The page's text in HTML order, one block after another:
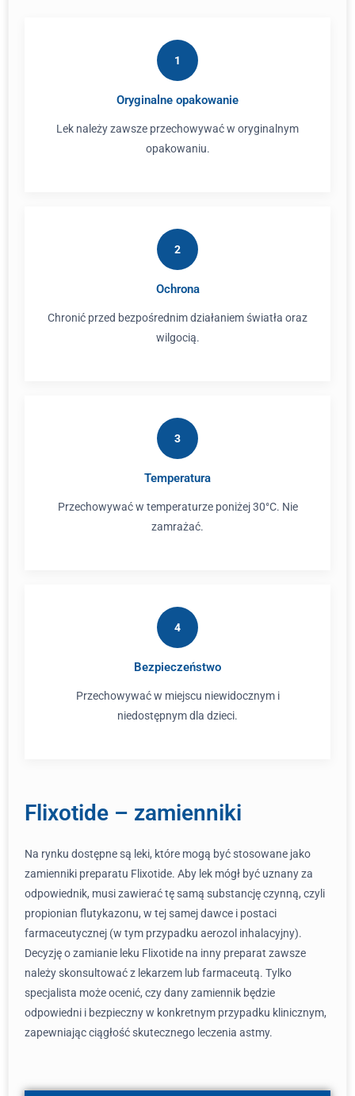
1
Oryginalne opakowanie
Lek należy zawsze przechowywać w oryginalnym
opakowaniu.
2
Ochrona
Chronić przed bezpośrednim działaniem światła oraz
wilgocią.
3
Temperatura
Przechowywać w temperaturze poniżej 30°C. Nie
zamrażać.
4
Bezpieczeństwo
Przechowywać w miejscu niewidocznym i
niedostępnym dla dzieci.
Flixotide – zamienniki
Na rynku dostępne są leki, które mogą być stosowane jako
zamienniki preparatu Flixotide. Aby lek mógł być uznany za
odpowiednik, musi zawierać tę samą substancję czynną, czyli
propionian flutykazonu, w tej samej dawce i postaci
farmaceutycznej (w tym przypadku aerozol inhalacyjny).
Decyzję o zamianie leku Flixotide na inny preparat zawsze
należy skonsultować z lekarzem lub farmaceutą. Tylko
specjalista może ocenić, czy dany zamiennik będzie
odpowiedni i bezpieczny w konkretnym przypadku klinicznym,
zapewniając ciągłość skutecznego leczenia astmy.